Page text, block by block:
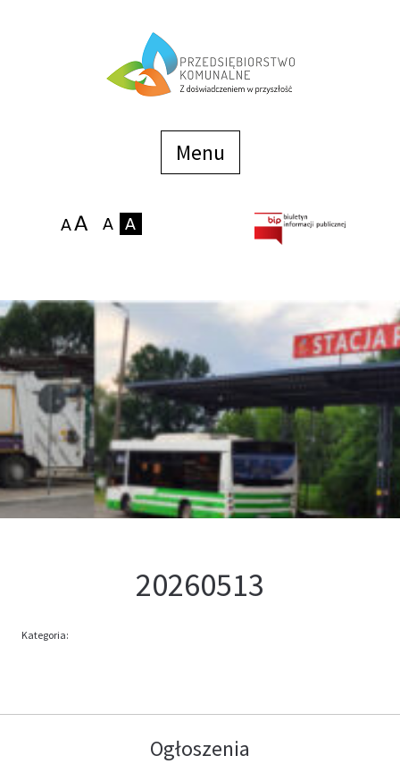
Menu
Zakłady
Podaj stan wodomierza
Kontakt
Oferta
20260513
Kategoria:
Ogłoszenia